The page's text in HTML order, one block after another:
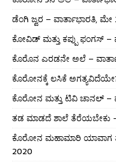
ಡೆಂಗಿ ಜ್ವರ – ವಾರ್ತಾಭಾರತಿ, ಮೇ
ಕೋವಿಡ್ ಮತ್ತು ಕಪ್ಪು ಫಂಗಸ್ –
ಕೊರೊನ ಎರಡನೇ ಅಲೆ –
ಕೊರೋನಕ್ಕೆ ಲಸಿಕೆ
ಕೊರೋನ ಮತ್ತು ಟಿವಿ ಚಾನಲ್ –
ತಡ ಮಾಡದೆ ಶಾಲೆ ತೆರೆಯಬೇಕು
ಕೊರೋನ ಮಹಾಮಾರಿ ಯಾವಾಗ
2020